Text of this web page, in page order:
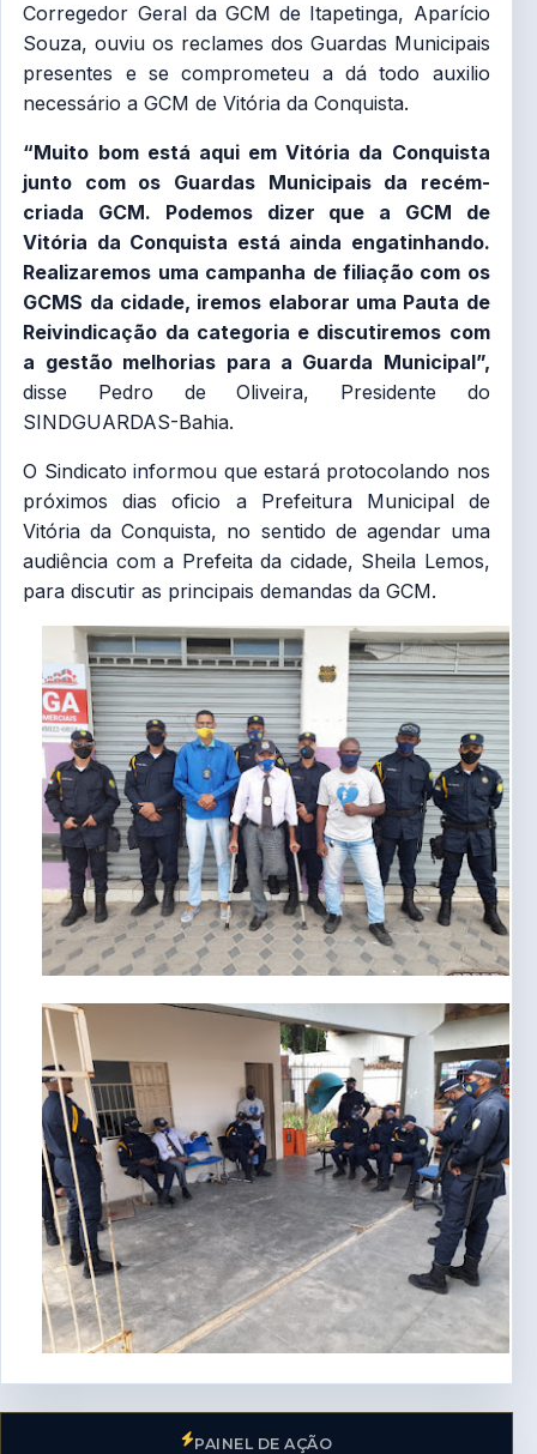
Corregedor Geral da GCM de Itapetinga, Aparício
Souza, ouviu os reclames dos Guardas Municipais
presentes e se comprometeu a dá todo auxilio
necessário a GCM de Vitória da Conquista.
“Muito bom está aqui em Vitória da Conquista
junto com os Guardas Municipais da recém-
criada GCM. Podemos dizer que a GCM de
Vitória da Conquista está ainda engatinhando.
Realizaremos uma campanha de filiação com os
GCMS da cidade, iremos elaborar uma Pauta de
Reivindicação da categoria e discutiremos com
a gestão melhorias para a Guarda Municipal”,
disse Pedro de Oliveira, Presidente do
SINDGUARDAS-Bahia.
O Sindicato informou que estará protocolando nos
próximos dias oficio a Prefeitura Municipal de
Vitória da Conquista, no sentido de agendar uma
audiência com a Prefeita da cidade, Sheila Lemos,
para discutir as principais demandas da GCM.
PAINEL DE AÇÃO